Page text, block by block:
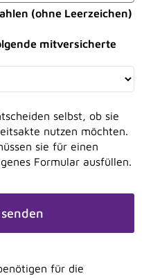
(ohne Leerzeichen)
mitversicherte
selbst, ob sie
nutzen möchten.
sie für einen
Formular ausfüllen.
für die